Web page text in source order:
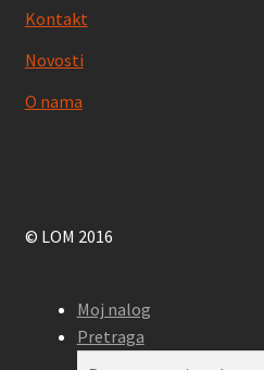
Kontakt
Novosti
O nama
© LOM 2016
Moj nalog
Pretraga